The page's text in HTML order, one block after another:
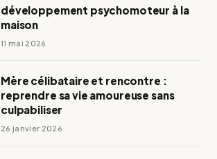
développement psychomoteur à la
maison
11 mai 2026
Mère célibataire et rencontre :
reprendre sa vie amoureuse sans
culpabiliser
26 janvier 2026